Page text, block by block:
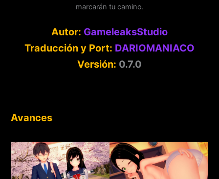
marcarán tu camino.
Autor: GameleaksStudio
Traducción y Port: DARIOMANIACO
Versión: 0.7.0
Avances